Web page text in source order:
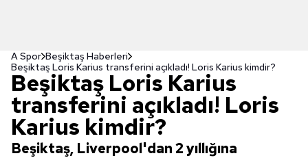
A Spor Beşiktaş Haberleri
Beşiktaş Loris Karius transferini açıkladı! Loris Karius kimdir?
Beşiktaş Loris Karius
transferini açıkladı! Loris
Karius kimdir?
Beşiktaş, Liverpool'dan 2 yıllığına